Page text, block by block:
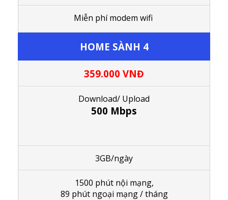
Miễn phí modem wifi
HOME SÀNH 4
359.000 VNĐ
Download/ Upload
500 Mbps
3GB/ngày
1500 phút nội mạng,
89 phút ngoại mạng / tháng